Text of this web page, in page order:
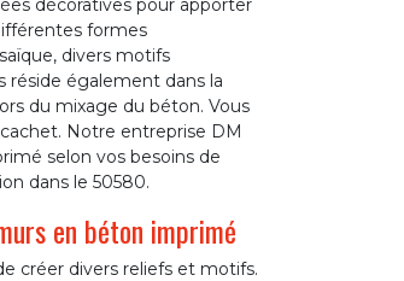
décoratives pour apporter
formes
divers motifs
réside également dans la
du mixage du béton. Vous
Notre entreprise DM
selon vos besoins de
dans le 50580.
en béton imprimé
créer divers reliefs et motifs.